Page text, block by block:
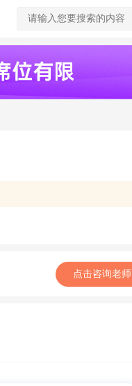
点击咨询老师